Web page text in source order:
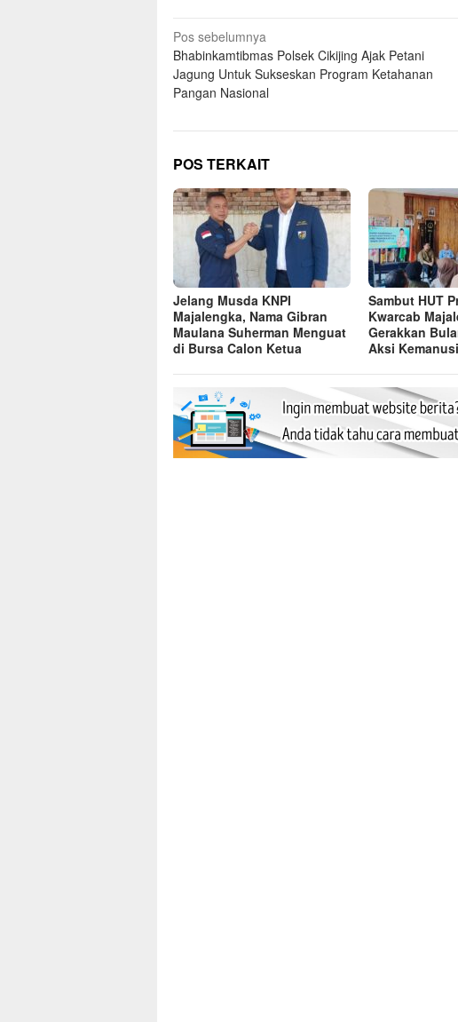
Navigasi
pos
Pos sebelumnya
Bhabinkamtibmas Polsek Cikijing Ajak Petani
Jagung Untuk Sukseskan Program Ketahanan
Pangan Nasional
POS TERKAIT
Jelang Musda KNPI
Majalengka, Nama Gibran
Maulana Suherman Menguat
di Bursa Calon Ketua
Sambut HUT
Kwarcab
Gerakkan
Aksi